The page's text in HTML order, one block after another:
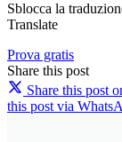
Sblocca la
Translate
Prova gratis
Share this post
Share this post
this post via